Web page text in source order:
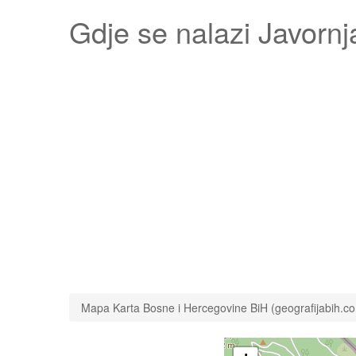
Gdje se nalazi
Mapa Karta Bosne i Hercegovine BiH